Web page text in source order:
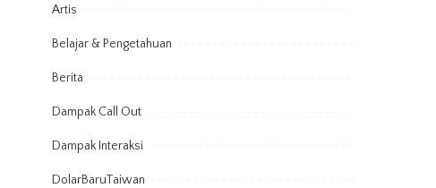
Artis
Belajar & Pengetahuan
Berita
Dampak Call Out
Dampak Interaksi
DolarBaruTaiwan